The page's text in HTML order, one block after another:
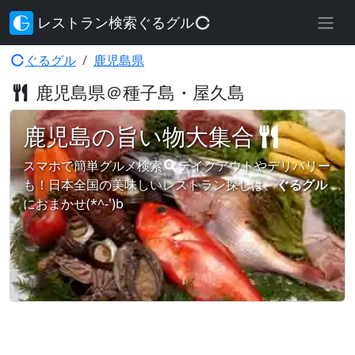
ぐるグル 鹿児島県
鹿児島県＠種子島・屋久島
鹿児島の旨い物大集合
スマホで簡単グルメ検索
テイクアウトやデリバリー
も！日本全国の美味しいレストラン探しは、ぐるグル
におまかせ(*^-')b
レストラン検索ぐるグル